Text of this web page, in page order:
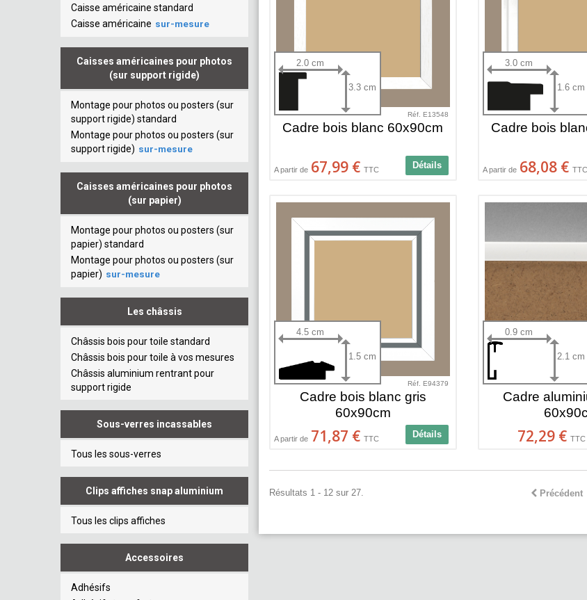
Caisse américaine standard
Caisse américaine sur-mesure
Caisses américaines pour photos
(sur support rigide)
Montage pour photos ou posters (sur
support rigide) standard
Montage pour photos ou posters (sur
support rigide) sur-mesure
Caisses américaines pour photos
(sur papier)
Montage pour photos ou posters (sur
papier) standard
Montage pour photos ou posters (sur
papier) sur-mesure
Les châssis
Châssis bois pour toile standard
Châssis bois pour toile à vos mesures
Châssis aluminium rentrant pour
support rigide
Sous-verres incassables
Tous les sous-verres
Clips affiches snap aluminium
Tous les clips affiches
Accessoires
Adhésifs
2.0 cm
3.3 cm
Réf. E13548
Cadre bois blanc 60x90cm
Détails
A partir de 67,99 € TTC
3.0 cm
1.6 cm
Cadre bois
A partir de 68,08 € TTC
4.5 cm
1.5 cm
Réf. E94379
Cadre bois blanc gris
60x90cm
Détails
A partir de 71,87 € TTC
0.9 cm
2.1 cm
Cadre
72,29 € TTC
Précédent
Résultats 1 - 12 sur 27.